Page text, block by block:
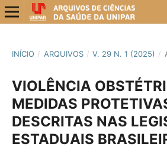
INÍCIO / ARQUIVOS / V. 29 N. 1 (2025) /
VIOLÊNCIA
MEDIDAS
DESCRITAS NAS
ESTADUAIS